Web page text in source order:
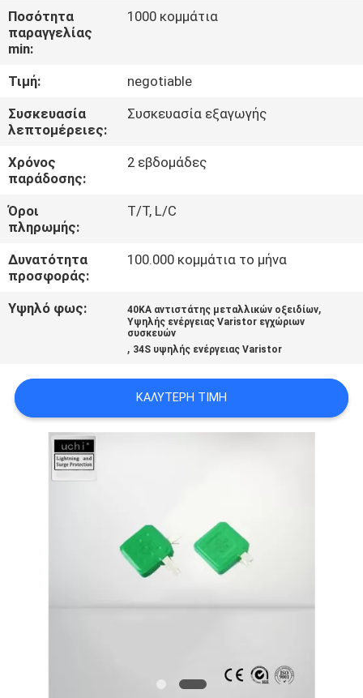
ΜΑΣ
ΣΕ
ΕΠΑΦΉ
ΕΙΔΉΣΕΙΣ
ΖΗΤΉΣΤΕ
ΈΝΑ
ΑΠΌΣΠΑΣΜΑ
PRIVACY
POLICY
Ποσότητα
παραγγελίας
min:
1000 κομμάτια
Τιμή:
negotiable
Συσκευασία
λεπτομέρειες:
Συσκευασία εξαγωγής
Χρόνος
παράδοσης:
2 εβδομάδες
Όροι
πληρωμής:
T/T, L/C
Δυνατότητα
προσφοράς:
100.000 κομμάτια το μήνα
Υψηλό φως: 40KA αντιστάτης μεταλλικών οξειδίων,
Υψηλής ενέργειας Varistor εγχώριων
συσκευών
, 34S υψηλής ενέργειας Varistor
ΚΑΛΎΤΕΡΗ ΤΙΜΉ